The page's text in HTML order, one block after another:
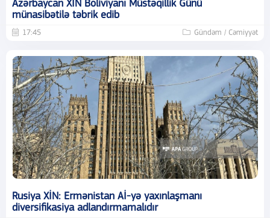
Azərbaycan XİN Boliviyanı Müstəqillik Günü
münasibətilə təbrik edib
17:45 Gündəm / Cəmiyyət
Rusiya XİN: Ermənistan Aİ-yə yaxınlaşmanı
diversifikasiya adlandırmamalıdır